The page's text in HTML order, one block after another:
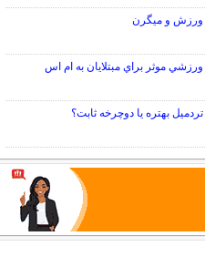
ورزش و ميگرن
ورزشي موثر براي مبتلايان به ام اس
تردمیل بهتره یا دوچرخه ثابت؟